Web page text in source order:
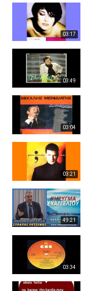
03:17
03:49
03:04
03:21
49:21
03:34